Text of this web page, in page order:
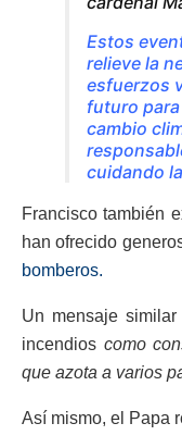
Estos
relieve la
esfuerzos
futuro
cambio
cuidando
Francisco también
han ofrecido
bomberos.
Un mensaje
incendios como
que azota a varios
Así mismo, el Papa